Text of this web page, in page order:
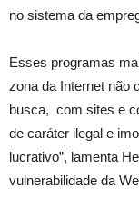
no sistema da
Esses programas
zona da Internet não
busca, com sites e
de caráter ilegal e
lucrativo”, lamenta
vulnerabilidade da